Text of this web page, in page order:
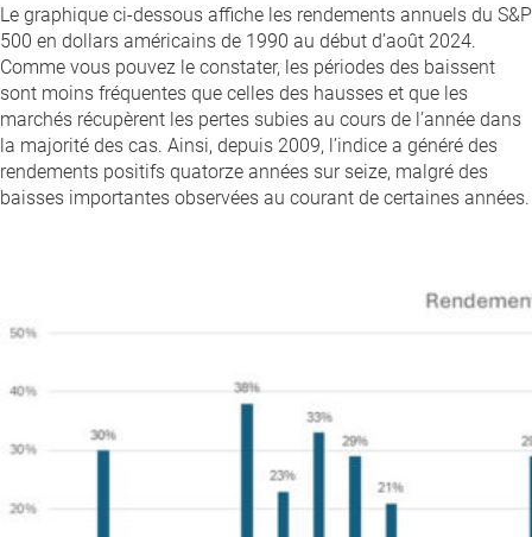
Le graphique ci-dessous affiche les rendements annuels du S&P
500 en dollars américains de 1990 au début d’août 2024.
Comme vous pouvez le constater, les périodes des baissent
sont moins fréquentes que celles des hausses et que les
marchés récupèrent les pertes subies au cours de l’année dans
la majorité des cas. Ainsi, depuis 2009, l’indice a généré des
rendements positifs quatorze années sur seize, malgré des
baisses importantes observées au courant de certaines années.